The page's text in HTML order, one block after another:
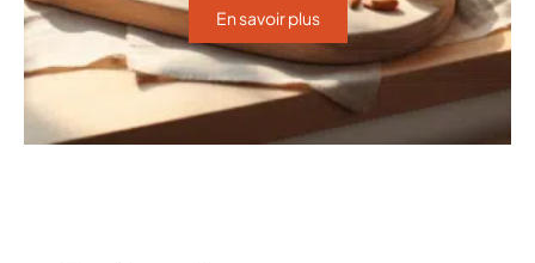
En savoir plus